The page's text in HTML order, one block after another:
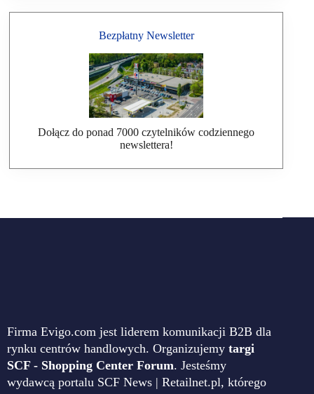
Bezpłatny Newsletter
Dołącz do ponad 7000 czytelników codziennego
newslettera!
Firma Evigo.com jest liderem komunikacji B2B dla
rynku centrów handlowych. Organizujemy targi
SCF - Shopping Center Forum. Jesteśmy
wydawcą portalu SCF News | Retailnet.pl, którego